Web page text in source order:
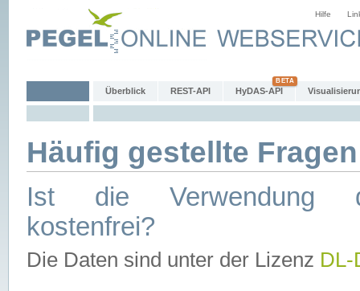
Hilfe
Überblick REST-API HyDAS-API
Häufig gestellte
Ist die Verwendung
kostenfrei?
Die Daten sind unter der Lizenz